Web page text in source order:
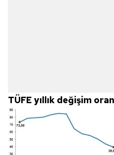
TÜFE yıllık değişim